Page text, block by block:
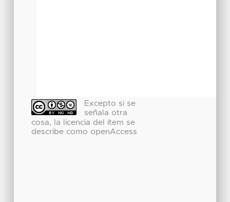
Excepto si se
señala otra
cosa, la licencia del ítem se
describe como openAccess